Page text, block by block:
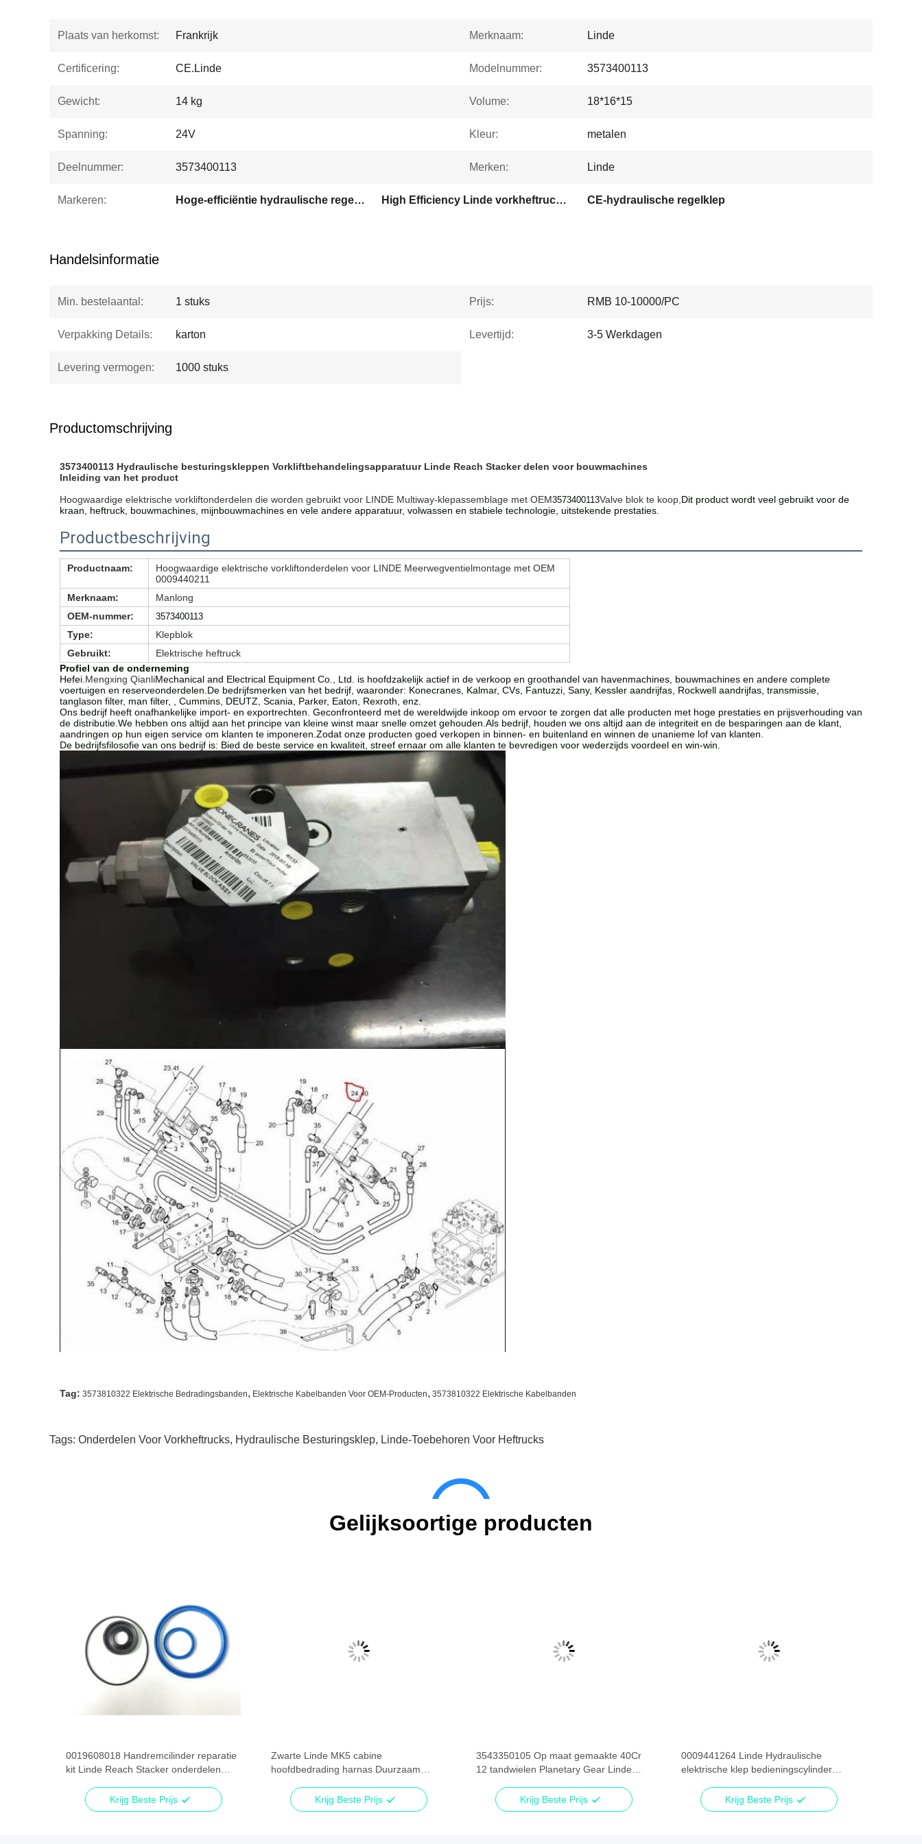
Plaats van herkomst: Frankrijk Merknaam: Linde
Certificering: CE.Linde Modelnummer: 3573400113
Gewicht: 14 kg Volume: 18*16*15
Spanning: 24V Kleur: metalen
Deelnummer: 3573400113 Merken: Linde
Markeren: Hoge-efficiëntie hydraulische regelklep High Efficiency Linde vorkheftruck accessoires CE-hydraulische regelklep
Handelsinformatie
Min. bestelaantal: 1 stuks Prijs: RMB 10-10000/PC
Verpakking Details: karton Levertijd: 3-5 Werkdagen
Levering vermogen: 1000 stuks
Productomschrijving
3573400113 Hydraulische besturingskleppen Vorkliftbehandelingsapparatuur Linde Reach Stacker delen voor bouwmachines
Inleiding van het product
Hoogwaardige elektrische vorkliftonderdelen die worden gebruikt voor LINDE Multiway-klepassemblage met OEM3573400113Valve blok te koop, Dit product wordt veel gebruikt voor de
kraan, heftruck, bouwmachines, mijnbouwmachines en vele andere apparatuur, volwassen en stabiele technologie, uitstekende prestaties.
Productbeschrijving
Productnaam:
Hoogwaardige elektrische vorkliftonderdelen voor LINDE Meerwegventielmontage met OEM
0009440211
Merknaam:
Manlong
OEM-nummer:
3573400113
Type:
Klepblok
Gebruikt:
Elektrische heftruck
Profiel van de onderneming
Hefei. Mengxing QianliMechanical and Electrical Equipment Co., Ltd. is hoofdzakelijk actief in de verkoop en groothandel van havenmachines, bouwmachines en andere complete
voertuigen en reserveonderdelen.De bedrijfsmerken van het bedrijf, waaronder: Konecranes, Kalmar, CVs, Fantuzzi, Sany, Kessler aandrijfas, Rockwell aandrijfas, transmissie,
tanglason filter, man filter, , Cummins, DEUTZ, Scania, Parker, Eaton, Rexroth, enz.
Ons bedrijf heeft onafhankelijke import- en exportrechten. Geconfronteerd met de wereldwijde inkoop om ervoor te zorgen dat alle producten met hoge prestaties en prijsverhouding van
de distributie.We hebben ons altijd aan het principe van kleine winst maar snelle omzet gehouden.Als bedrijf, houden we ons altijd aan de integriteit en de besparingen aan de klant,
aandringen op hun eigen service om klanten te imponeren.Zodat onze producten goed verkopen in binnen- en buitenland en winnen de unanieme lof van klanten.
De bedrijfsfilosofie van ons bedrijf is: Bied de beste service en kwaliteit, streef ernaar om alle klanten te bevredigen voor wederzijds voordeel en win-win.
Tag: 3573810322 Elektrische Bedradingsbanden, Elektrische Kabelbanden Voor OEM-Producten, 3573810322 Elektrische Kabelbanden
Tags: Onderdelen Voor Vorkheftrucks, Hydraulische Besturingsklep, Linde-Toebehoren Voor Heftrucks
Gelijksoortige producten
0019608018 Handremcilinder reparatie
kit Linde Reach Stacker onderdelen
Krijg Beste Prijs
Zwarte Linde MK5 cabine
hoofdbedrading harnas Duurzaam
Krijg Beste Prijs
3543350105 Op maat gemaakte 40Cr
12 tandwielen Planetary Gear Linde
Krijg Beste Prijs
0009441264 Linde Hydraulische
elektrische klep bedieningscylinder
Krijg Beste Prijs